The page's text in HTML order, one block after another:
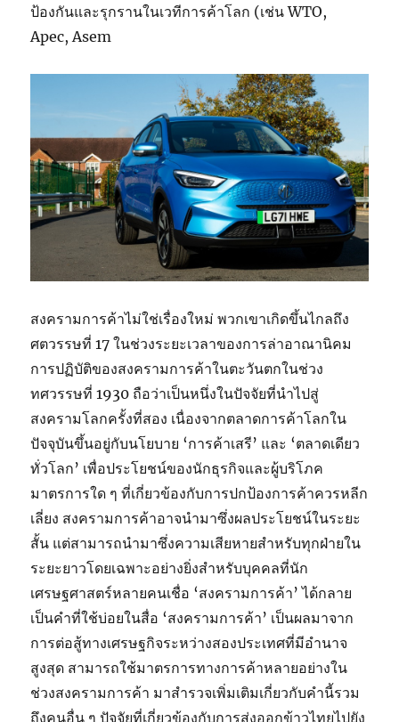
ป้องกันและรุกรานในเวทีการค้าโลก (เช่น WTO,
Apec, Asem
สงครามการค้าไม่ใช่เรื่องใหม่ พวกเขาเกิดขึ้นไกลถึง
ศตวรรษที่ 17 ในช่วงระยะเวลาของการล่าอาณานิคม
การปฏิบัติของสงครามการค้าในตะวันตกในช่วง
ทศวรรษที่ 1930 ถือว่าเป็นหนึ่งในปัจจัยที่นำไปสู่
สงครามโลกครั้งที่สอง เนื่องจากตลาดการค้าโลกใน
ปัจจุบันขึ้นอยู่กับนโยบาย ‘การค้าเสรี’ และ ‘ตลาดเดียว
ทั่วโลก’ เพื่อประโยชน์ของนักธุรกิจและผู้บริโภค
มาตรการใด ๆ ที่เกี่ยวข้องกับการปกป้องการค้าควรหลีก
เลี่ยง สงครามการค้าอาจนำมาซึ่งผลประโยชน์ในระยะ
สั้น แต่สามารถนำมาซึ่งความเสียหายสำหรับทุกฝ่ายใน
ระยะยาวโดยเฉพาะอย่างยิ่งสำหรับบุคคลที่นัก
เศรษฐศาสตร์หลายคนเชื่อ ‘สงครามการค้า’ ได้กลาย
เป็นคำที่ใช้บ่อยในสื่อ ‘สงครามการค้า’ เป็นผลมาจาก
การต่อสู้ทางเศรษฐกิจระหว่างสองประเทศที่มีอำนาจ
สูงสุด สามารถใช้มาตรการทางการค้าหลายอย่างใน
ช่วงสงครามการค้า มาสำรวจเพิ่มเติมเกี่ยวกับคำนี้รวม
ถึงคนอื่น ๆ ปัจจัยที่เกี่ยวข้องกับการส่งออกข้าวไทยไปยัง